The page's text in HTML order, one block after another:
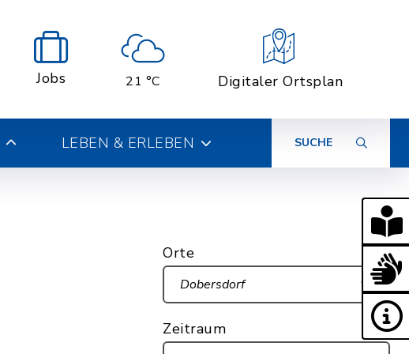
Jobs 21 °C Digitaler Ortsplan
LEBEN & ERLEBEN SUCHE
Orte
Dobersdorf
Zeitraum